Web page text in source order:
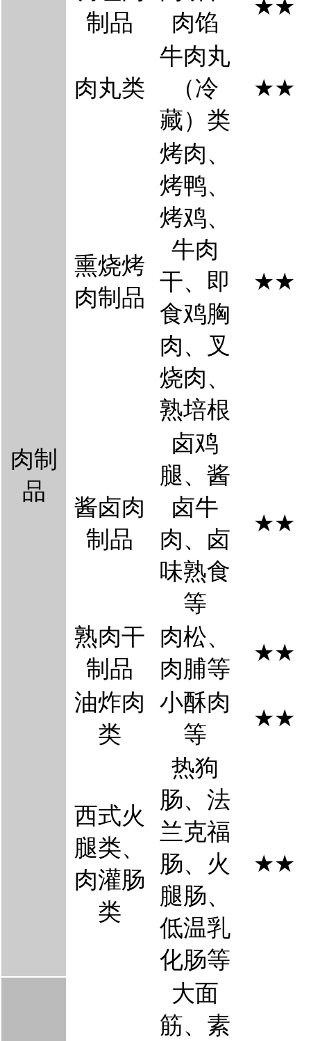
肉制
品
制品
肉馅
★★
肉丸类
牛肉丸
（冷
藏）类
★★
熏烧烤
肉制品
烤肉、
烤鸭、
烤鸡、
牛肉
干、 即
食鸡胸
肉、
叉
烧肉、
熟培根
★★
酱卤肉
制品
卤鸡
腿、酱
卤牛
肉、卤
味熟食
等
★★
熟肉干
制品
肉松、
肉脯等
★★
油炸肉
类
小酥肉
等
★★
西式火
腿类、
肉灌肠
类
热狗
肠、法
兰克福
肠、火
腿肠、
低温乳
化肠等
★★
大面
筋、素